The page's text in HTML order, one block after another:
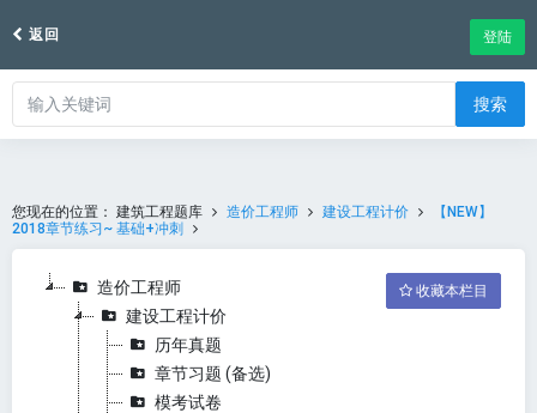
返回 登陆
搜索
您现在的位置： 建筑工程题库 造价工程师 建设工程计价
【NEW】
2018章节练习~ 基础+冲刺
收藏本栏目
造价工程师
建设工程计价
历年真题
章节习题 (备选)
模考试卷